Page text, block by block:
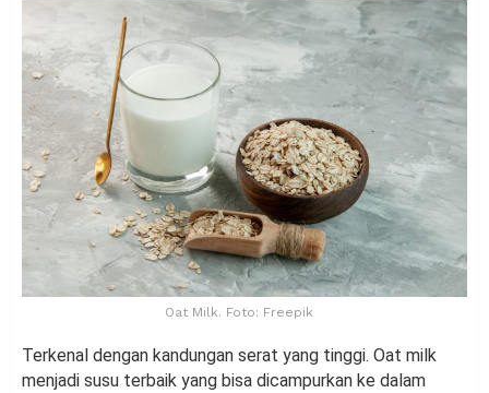
Oat Milk. Foto: Freepik
Terkenal dengan kandungan serat yang tinggi. Oat milk
menjadi susu terbaik yang bisa dicampurkan ke dalam